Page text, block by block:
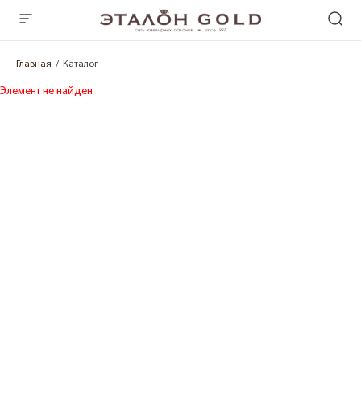
Главная Каталог
Элемент не найден